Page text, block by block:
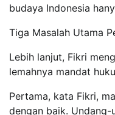
budaya Indonesia
Tiga Masalah Utama
Lebih lanjut, Fikri
lemahnya mandat
Pertama, kata Fikri,
dengan baik. Undang-